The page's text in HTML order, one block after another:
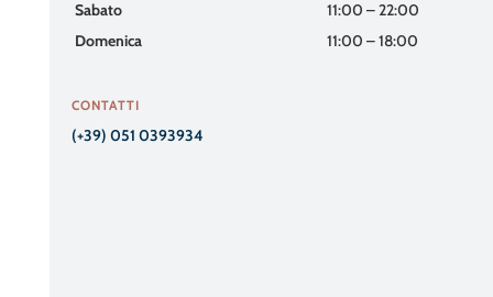
Sabato
11:00 – 22:00
Domenica
11:00 – 18:00
CONTATTI
(+39) 051 0393934